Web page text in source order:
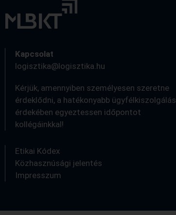
Kapcsolat
logisztika@logisztika.hu
Kérjük, amennyiben személyesen szeretne
érdeklődni, a hatékonyabb ügyfélkiszolgálás
érdekében egyeztessen időpontot
kollégáinkkal!
Etikai Kódex
Közhasznúsági jelentés
Impresszum